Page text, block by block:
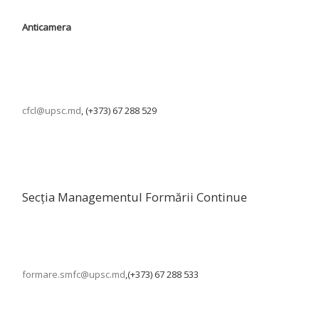
Anticamera
cfcl@upsc.md, (+373) 67 288 529
Secția Managementul Formării Continue
formare.smfc@upsc.md,(+373) 67 288 533